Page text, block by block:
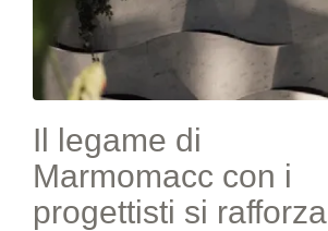
Il legame di
Marmomacc con i
progettisti si rafforza